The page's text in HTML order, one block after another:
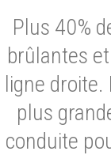
Plus 40%
brûlantes
ligne droite.
plus
conduite